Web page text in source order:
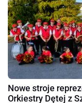
Nowe stroje
Orkiestry Dętej z